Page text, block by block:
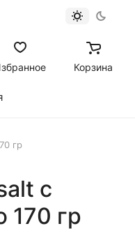
Корзина
гр
с
170 гр